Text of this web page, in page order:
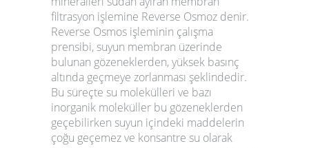
filtrasyon işlemine Reverse Osmoz denir.
Reverse Osmos işleminin çalışma
prensibi, suyun membran üzerinde
bulunan gözeneklerden, yüksek basınç
altında geçmeye zorlanması şeklindedir.
Bu süreçte su molekülleri ve bazı
inorganik moleküller bu gözeneklerden
geçebilirken suyun içindeki maddelerin
çoğu geçemez ve konsantre su olarak